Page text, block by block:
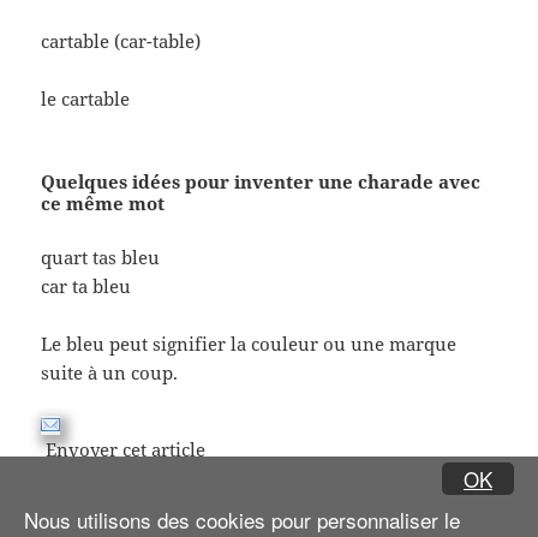
OK
Nous utilisons des cookies pour personnaliser le
cartable (car-table)
le cartable
Quelques idées pour inventer une charade avec
ce même mot
quart tas bleu
car ta bleu
Le bleu peut signifier la couleur ou une marque
suite à un coup.
Envoyer cet article
Navigation